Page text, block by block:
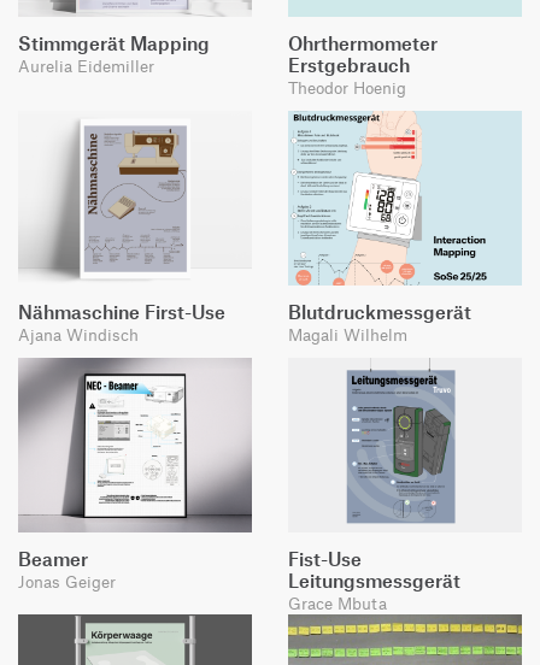
Stimmgerät Mapping
Aurelia Eidemiller
Ohrthermometer
Erstgebrauch
Theodor Hoenig
Nähmaschine First-Use
Ajana Windisch
Blutdruckmessgerät
Magali Wilhelm
Beamer
Jonas Geiger
Fist-Use
Leitungsmessgerät
Grace Mbuta